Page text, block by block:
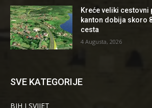
Kreće veliki cestovni
kanton dobija skoro
cesta
4 Augusta, 2026
SVE KATEGORIJE
BIH I SVIJET